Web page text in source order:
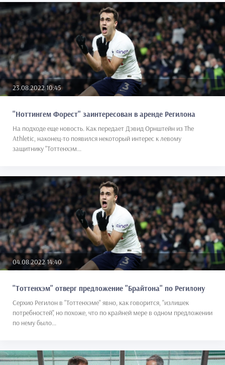
23.08.2022 10:45
"Ноттингем Форест" заинтересован в аренде Регилона
На подходе еще новость. Как передает Дэвид Орнштейн из The
Athletic, наконец-то появился некоторый интерес к левому
защитнику "Тоттенхэм...
04.08.2022 14:40
"Тоттенхэм" отверг предложение "Брайтона" по Регилону
Серхио Регилон в "Тоттенхэме" явно, как говорится, "излишек
потребностей", но похоже, что по крайней мере в одном предложении
по нему было...